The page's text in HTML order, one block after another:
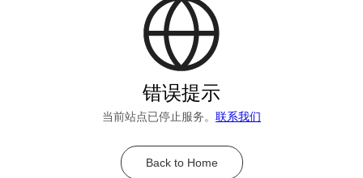
错误提示
当前站点已停止服务。 联系我们
Back to Home